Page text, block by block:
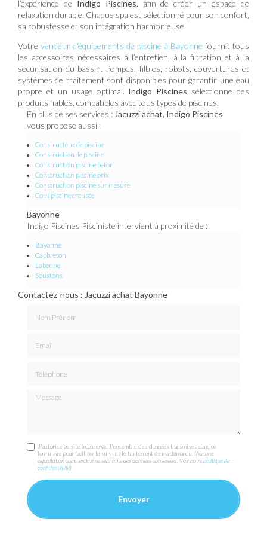
l’expérience de Indigo Piscines , afin de créer un espace de
relaxation durable. Chaque spa est sélectionné pour son confort,
sa robustesse et son intégration harmonieuse.
Votre vendeur d'équipements de piscine à Bayonne fournit tous
les accessoires nécessaires à l’entretien, à la filtration et à la
sécurisation du bassin. Pompes, filtres, robots, couvertures et
systèmes de traitement sont disponibles pour garantir une eau
propre et un usage optimal. Indigo Piscines sélectionne des
produits fiables, compatibles avec tous types de piscines.
En plus de ses services : Jacuzzi achat, Indigo Piscines
vous propose aussi :
Constructeur de piscine
Construction de piscine
Construction piscine béton
Construction piscine prix
Construction piscine sur mesure
Cout piscine creusée
Bayonne
Indigo Piscines Pisciniste intervient à proximité de :
Bayonne
Capbreton
Labenne
Soustons
Contactez-nous : Jacuzzi achat Bayonne
Message
J'autorise ce site à conserver l'ensemble des données transmises dans ce
formulaire pour faciliter le suivi et le traitement de ma demande.(Aucune
exploitation commerciale ne sera faite des données conservées. Voir notrepolitique de
confidentialité)